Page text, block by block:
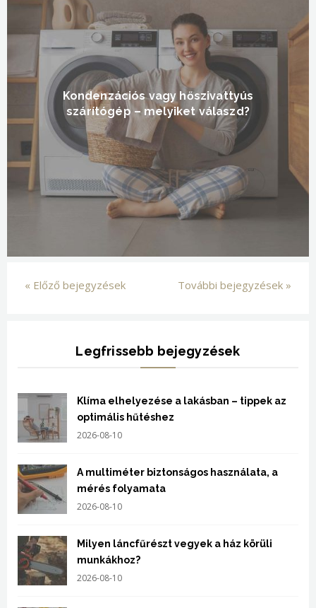
Kondenzációs vagy hőszivattyús
szárítógép – melyiket válaszd?
« Előző bejegyzések További bejegyzések »
Legfrissebb bejegyzések
Klíma elhelyezése a lakásban – tippek az
optimális hűtéshez
2026-08-10
A multiméter biztonságos használata, a
mérés folyamata
2026-08-10
Milyen láncfűrészt vegyek a ház körüli
munkákhoz?
2026-08-10